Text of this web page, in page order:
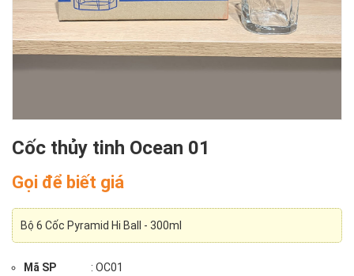
Cốc thủy tinh Ocean 01
Gọi để biết giá
Bộ 6 Cốc Pyramid Hi Ball - 300ml
Mã SP
: OC01